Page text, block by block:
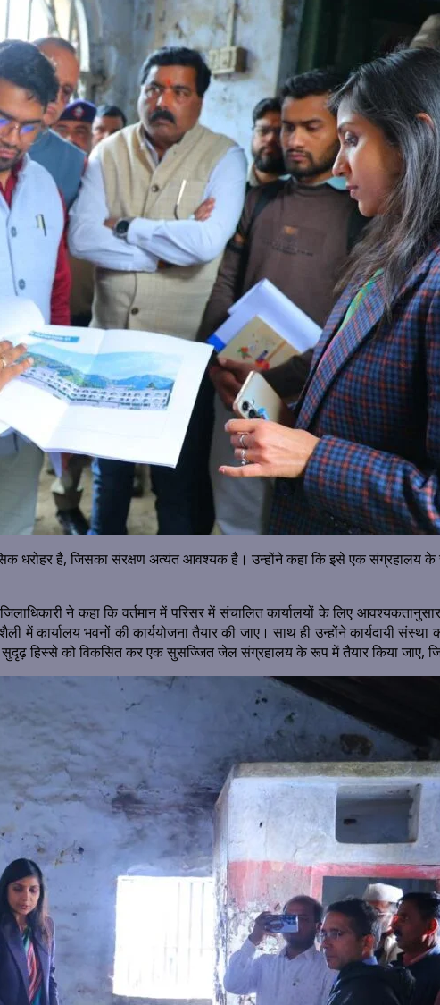
धरोहर है, जिसका संरक्षण अत्यंत आवश्यक है। उन्होंने कहा कि इसे एक संग्रहालय के
ने कहा कि वर्तमान में परिसर में संचालित कार्यालयों के लिए
में कार्यालय भवनों की कार्ययोजना तैयार की जाए। साथ ही उन्होंने कार्यदायी
सुदृढ़ हिस्से को विकसित कर एक सुसज्जित जेल संग्रहालय के रूप में तैयार किया जाए,